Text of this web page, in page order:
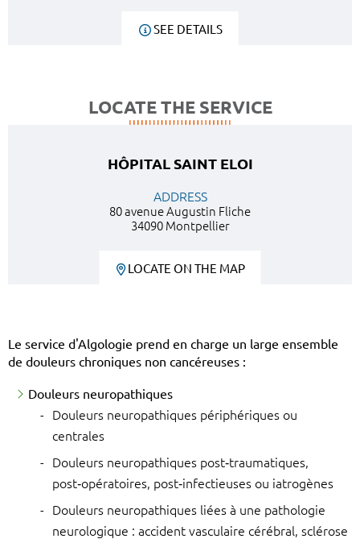
SEE DETAILS
LOCATE THE SERVICE
HÔPITAL SAINT ELOI
ADDRESS
80 avenue Augustin Fliche
34090 Montpellier
LOCATE ON THE MAP
Le service d'Algologie prend en charge un large ensemble
de douleurs chroniques non cancéreuses :
Douleurs neuropathiques
Douleurs neuropathiques périphériques ou
centrales
Douleurs neuropathiques post‑traumatiques,
post‑opératoires, post‑infectieuses ou iatrogènes
Douleurs neuropathiques liées à une pathologie
neurologique : accident vasculaire cérébral, sclérose